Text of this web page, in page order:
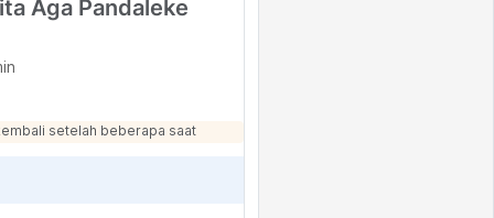
Aga Pandaleke
setelah beberapa saat